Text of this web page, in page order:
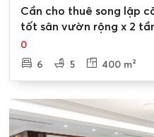
Cần cho thuê song lập
tốt sân vườn rộng x 2
An Khánh Hoài Đức
0
6
5 400 m²